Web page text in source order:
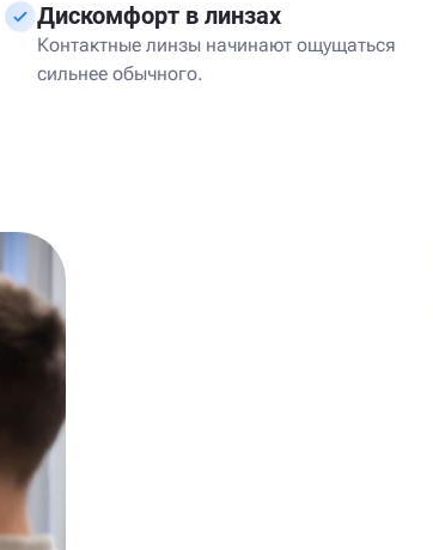
Дискомфорт в линзах
Контактные линзы начинают ощущаться
сильнее обычного.